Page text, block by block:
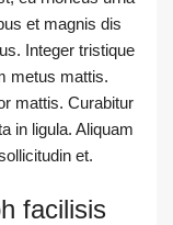
et magnis dis
Integer tristique
metus mattis.
mattis. Curabitur
in ligula. Aliquam
et.
facilisis